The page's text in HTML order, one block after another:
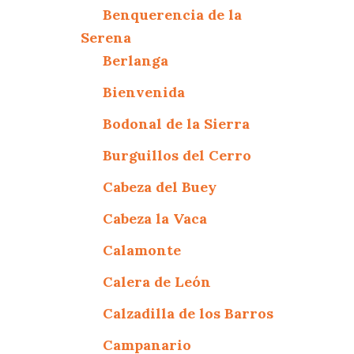
Benquerencia de la
Serena
Berlanga
Bienvenida
Bodonal de la Sierra
Burguillos del Cerro
Cabeza del Buey
Cabeza la Vaca
Calamonte
Calera de León
Calzadilla de los Barros
Campanario